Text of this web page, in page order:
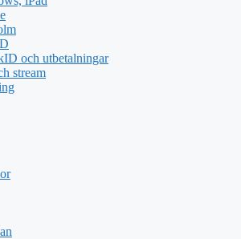
och utbetalningar
stream